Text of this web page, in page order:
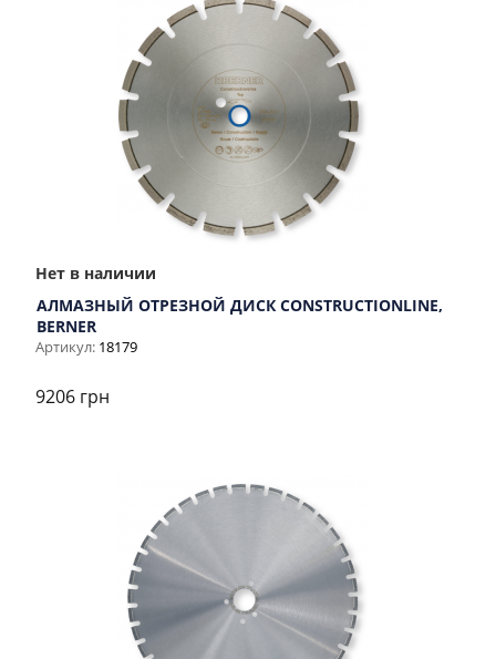
Нет в наличии
АЛМАЗНЫЙ ОТРЕЗНОЙ ДИСК CONSTRUCTIONLINE,
BERNER
Артикул: 18179
9206 грн